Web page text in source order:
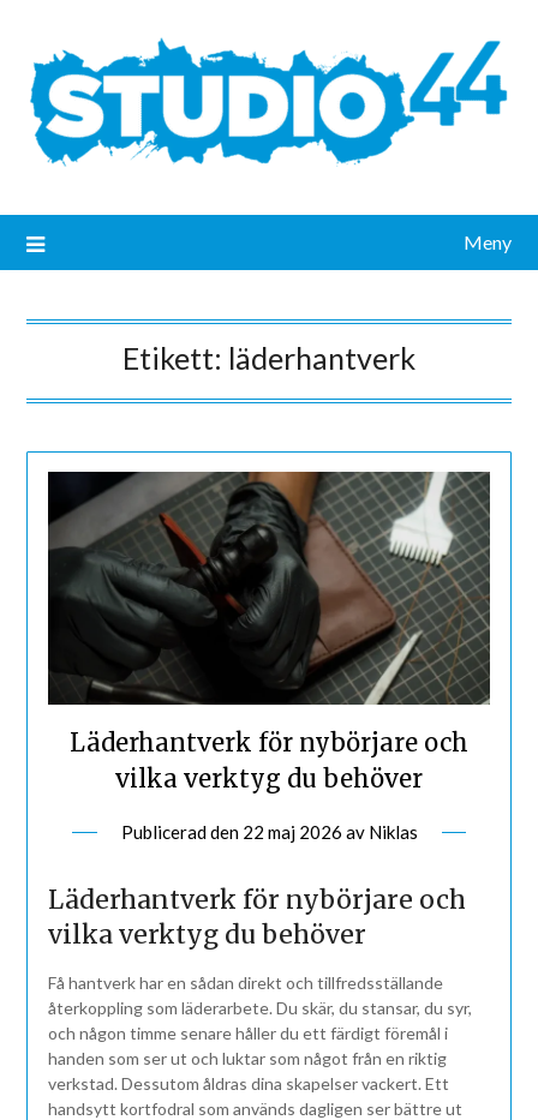
Meny
Etikett: läderhantverk
Läderhantverk för nybörjare och
vilka verktyg du behöver
Publicerad den 22 maj 2026 av Niklas
Läderhantverk för nybörjare och
vilka verktyg du behöver
Få hantverk har en sådan direkt och tillfredsställande
återkoppling som läderarbete. Du skär, du stansar, du syr,
och någon timme senare håller du ett färdigt föremål i
handen som ser ut och luktar som något från en riktig
verkstad. Dessutom åldras dina skapelser vackert. Ett
handsytt kortfodral som används dagligen ser bättre ut